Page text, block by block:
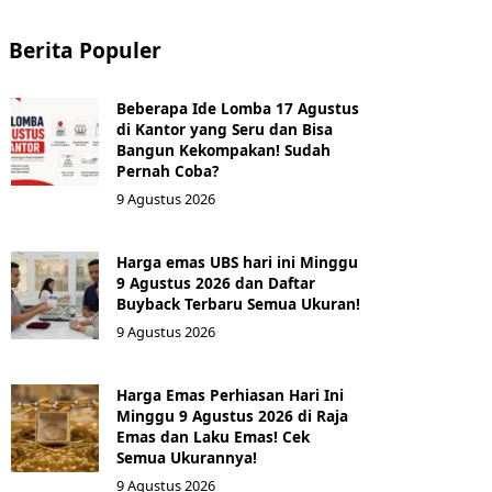
Berita Populer
Beberapa Ide Lomba 17 Agustus
di Kantor yang Seru dan Bisa
Bangun Kekompakan! Sudah
Pernah Coba?
9 Agustus 2026
Harga emas UBS hari ini Minggu
9 Agustus 2026 dan Daftar
Buyback Terbaru Semua Ukuran!
9 Agustus 2026
Harga Emas Perhiasan Hari Ini
Minggu 9 Agustus 2026 di Raja
Emas dan Laku Emas! Cek
Semua Ukurannya!
9 Agustus 2026